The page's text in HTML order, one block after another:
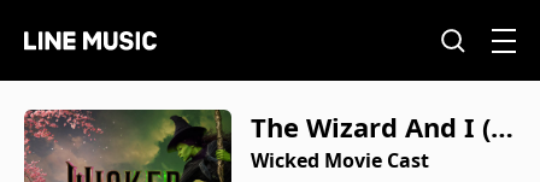
The Wizard And I (C
ommentary)
Wicked Movie Cast